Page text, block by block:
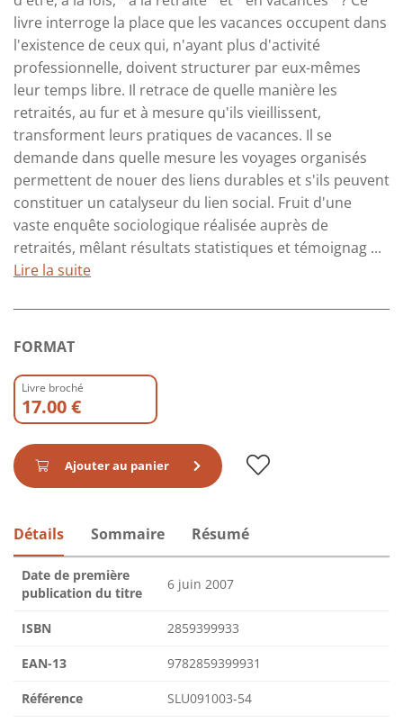
livre interroge la place que les vacances occupent dans
l'existence de ceux qui, n'ayant plus d'activité
professionnelle, doivent structurer par eux-mêmes
leur temps libre. Il retrace de quelle manière les
retraités, au fur et à mesure qu'ils vieillissent,
transforment leurs pratiques de vacances. Il se
demande dans quelle mesure les voyages organisés
permettent de nouer des liens durables et s'ils peuvent
constituer un catalyseur du lien social. Fruit d'une
vaste enquête sociologique réalisée auprès de
retraités, mêlant résultats statistiques et témoignag ...
Lire la suite
FORMAT
Livre broché
17.00 €
Ajouter au panier
Détails Sommaire Résumé
Date de première
publication du titre
6 juin 2007
ISBN 2859399933
EAN-13 9782859399931
Référence SLU091003-54